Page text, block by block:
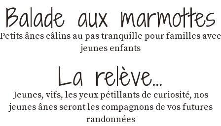
Balade aux marmottes
Petits ânes câlins au pas tranquille pour familles avec
jeunes enfants
La relève…
Jeunes, vifs, les yeux pétillants de curiosité, nos
jeunes ânes seront les compagnons de vos futures
randonnées